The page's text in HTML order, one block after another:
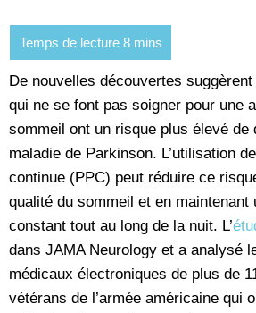
De nouvelles découvertes
qui ne se font pas soigner pour une
sommeil ont un risque plus élevé de
maladie de Parkinson. L’utilisation
continue (PPC) peut réduire ce
qualité du sommeil et en maintenant
constant tout au long de la nuit. L’
dans JAMA Neurology et a analysé
médicaux électroniques de plus de
vétérans de l’armée américaine qui